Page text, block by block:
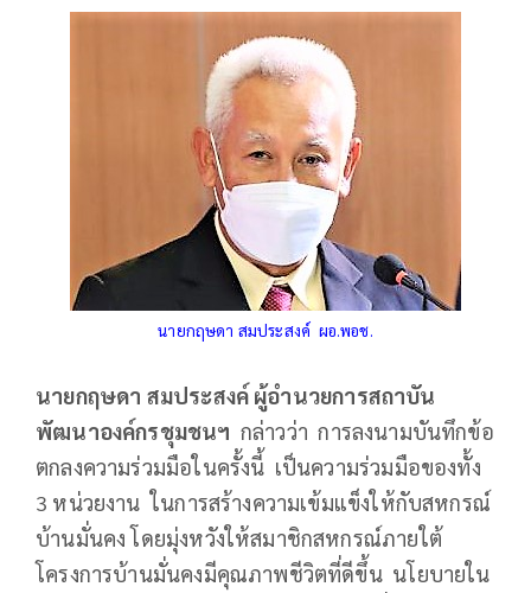
นายกฤษดา สมประสงค์ ผอ.พอช.
นายกฤษดา สมประสงค์ ผู้อำนวยการสถาบัน
พัฒนาองค์กรชุมชนฯ กล่าวว่า การลงนามบันทึกข้อ
ตกลงความร่วมมือในครั้งนี้ เป็นความร่วมมือของทั้ง
3 หน่วยงาน ในการสร้างความเข้มแข็งให้กับสหกรณ์
บ้านมั่นคง โดยมุ่งหวังให้สมาชิกสหกรณ์ภายใต้
โครงการบ้านมั่นคงมีคุณภาพชีวิตที่ดีขึ้น นโยบายใน